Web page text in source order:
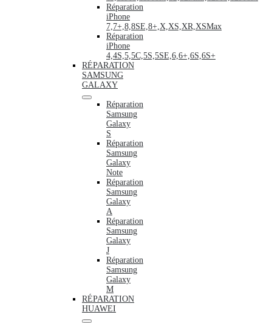
Réparation
iPhone
7,7+,8,8SE,8+,X,XS,XR,XSMax
Réparation
iPhone
4,4S,5,5C,5S,5SE,6,6+,6S,6S+
RÉPARATION
SAMSUNG
GALAXY
Réparation
Samsung
Galaxy
S
Réparation
Samsung
Galaxy
Note
Réparation
Samsung
Galaxy
A
Réparation
Samsung
Galaxy
J
Réparation
Samsung
Galaxy
M
RÉPARATION
HUAWEI